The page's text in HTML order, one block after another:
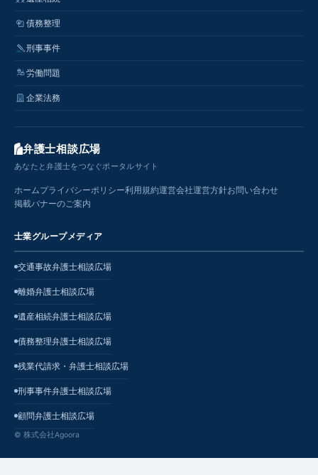
債務整理
刑事事件
労働問題
企業法務
弁護士相談広場
あなたと弁護士をつなぐポータルサイト
ホームプライバシーポリシー利用規約運営会社運営方針お問い合わせ
掲載バナーのご案内
士業グループメディア
交通事故弁護士相談広場
離婚弁護士相談広場
遺産相続弁護士相談広場
債務整理弁護士相談広場
残業代請求・弁護士相談広場
刑事事件弁護士相談広場
顧問弁護士相談広場
© 株式会社Agoora